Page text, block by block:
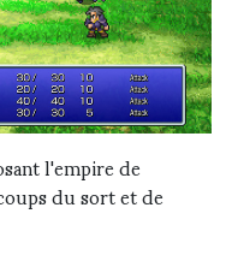
l'empire de
du sort et de